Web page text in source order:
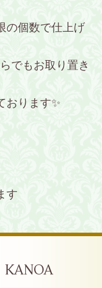
の個数で仕上げ
でもお取り置き
おります✨
す